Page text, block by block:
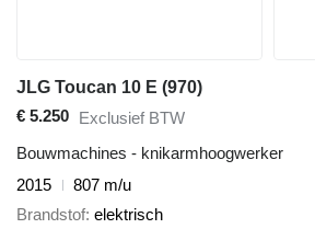
JLG Toucan 10 E (970)
€ 5.250 Exclusief BTW
Bouwmachines - knikarmhoogwerker
2015
807 m/u
Brandstof elektrisch